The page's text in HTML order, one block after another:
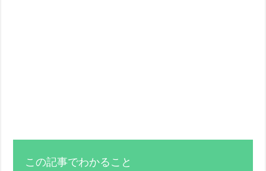
この記事でわかること